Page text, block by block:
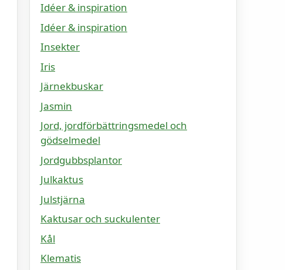
Idéer & inspiration
Idéer & inspiration
Insekter
Iris
Järnekbuskar
Jasmin
Jord, jordförbättringsmedel och
gödselmedel
Jordgubbsplantor
Julkaktus
Julstjärna
Kaktusar och suckulenter
Kål
Klematis